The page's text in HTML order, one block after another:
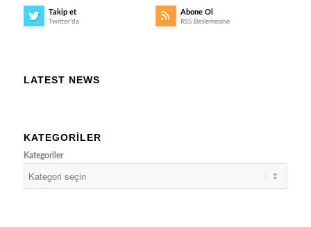
Takip et
Twitter'da
Abone Ol
RSS Beslemesine
LATEST NEWS
KATEGORILER
Kategoriler